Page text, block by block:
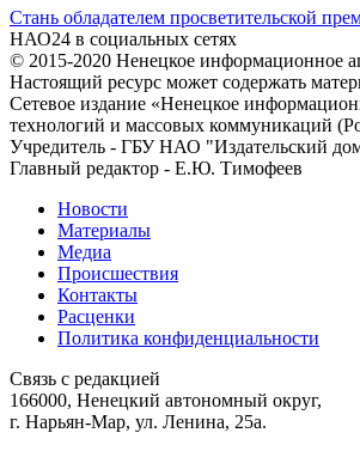
Стань обладателем просветительской
НАО24 в социальных сетях
© 2015-2020 Ненецкое информационное
Настоящий ресурс может содержать
Сетевое издание «Ненецкое
технологий и массовых коммуникаций
Учредитель - ГБУ НАО "Издательский
Главный редактор - Е.Ю. Тимофеев
Новости
Материалы
Медиа
Происшествия
Контакты
Расценки
Политика конфиденциальности
Связь с редакцией
166000, Ненецкий автономный округ,
г. Нарьян-Мар, ул. Ленина, 25а.